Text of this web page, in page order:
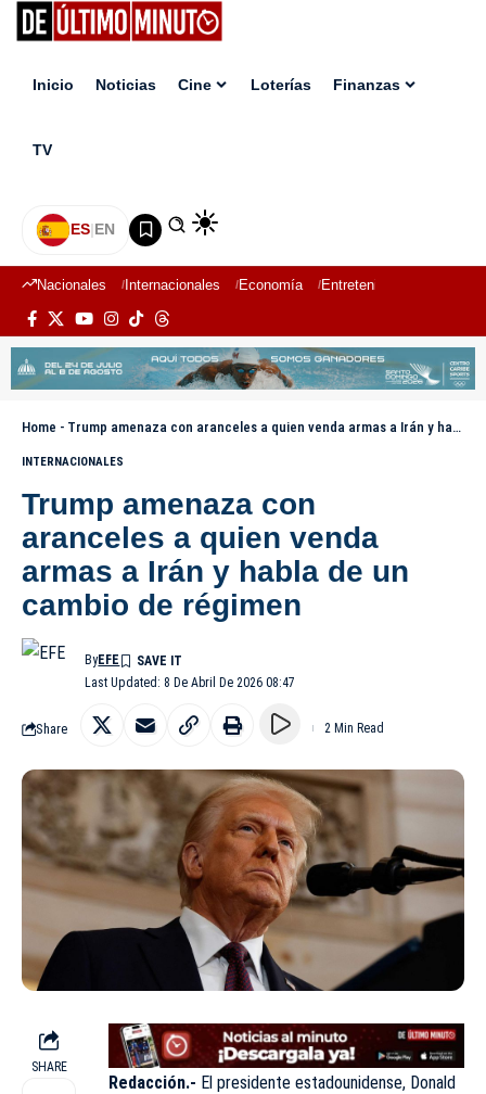
Inicio Noticias Cine Loterías Finanzas
TV
ES|EN
Nacionales Internacionales Economía Entretenimiento
Home - Trump amenaza con aranceles a quien venda armas a Irán y habla de un cambio de régimen
INTERNACIONALES
Trump amenaza con
aranceles a quien venda
armas a Irán y habla de un
cambio de régimen
Last Updated: 8 De Abril De 2026 08:47
ByEFE
Share 2 Min Read
SHARE
Redacción.- El presidente estadounidense, Donald